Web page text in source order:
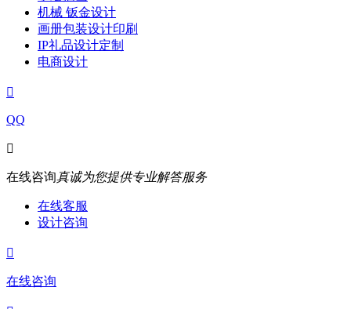
机械 钣金设计
画册包装设计印刷
IP礼品设计定制
电商设计

QQ

在线咨询真诚为您提供专业解答服务
在线客服
设计咨询

在线咨询